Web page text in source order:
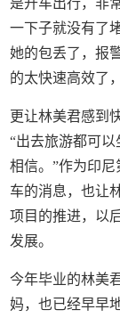
一下子就没有了
她的包丢了，报
的太快速高效了
更让林美君感到
“出去旅游都可
相信。”作为印
车的消息，也让
项目的推进，以
发展。
今年毕业的林美
妈，也已经早早